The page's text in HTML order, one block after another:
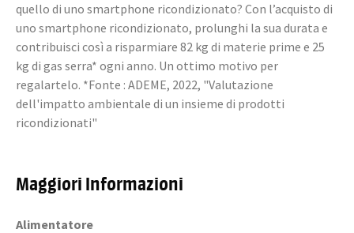
quello di uno smartphone ricondizionato? Con l’acquisto di
uno smartphone ricondizionato, prolunghi la sua durata e
contribuisci così a risparmiare 82 kg di materie prime e 25
kg di gas serra* ogni anno. Un ottimo motivo per
regalartelo. *Fonte : ADEME, 2022, "Valutazione
dell'impatto ambientale di un insieme di prodotti
ricondizionati"
Maggiori Informazioni
Alimentatore